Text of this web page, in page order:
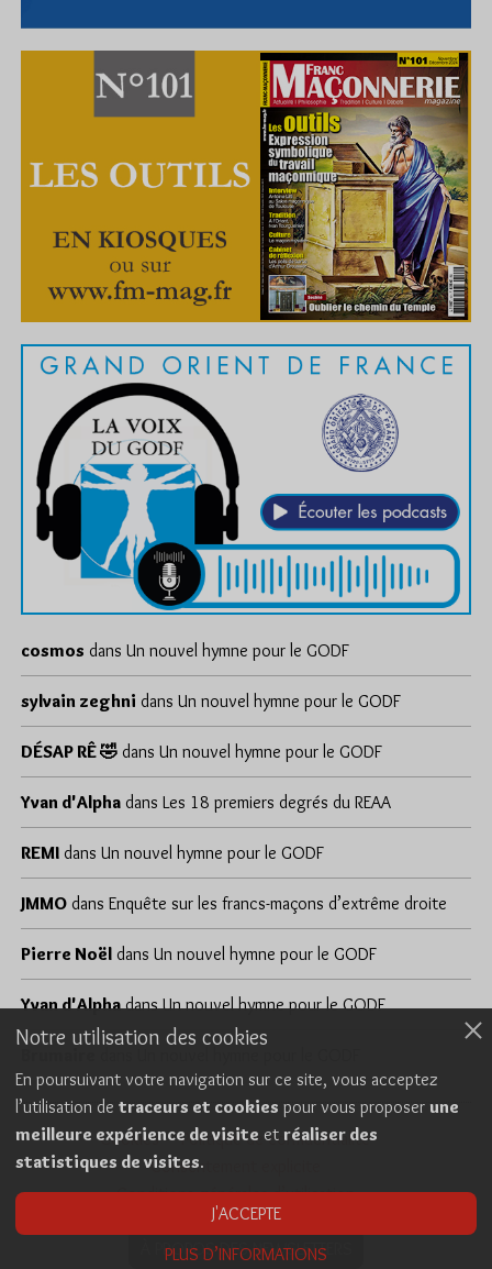
cosmos dans Un nouvel hymne pour le GODF
sylvain zeghni dans Un nouvel hymne pour le GODF
DÉSAP RÊ 🤣 dans Un nouvel hymne pour le GODF
Yvan d'Alpha dans Les 18 premiers degrés du REAA
REMI dans Un nouvel hymne pour le GODF
JMMO dans Enquête sur les francs-maçons d’extrême droite
Pierre Noël dans Un nouvel hymne pour le GODF
Yvan d'AlphadansUn nouvel hymne pour le GODF
Cookies
Politique de confidentialité
Consentement explicite
Conditions générales d’utilisation
À PROPOS DES NEWSLETTERS
Notre utilisation des cookies
En poursuivant votre navigation sur ce site, vous acceptez
l’utilisation de traceurs et cookies pour vous proposer une
meilleure expérience de visite et réaliser des
statistiques de visites.
J'ACCEPTE
PLUS D’INFORMATIONS